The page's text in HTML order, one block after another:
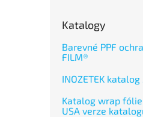
Katalogy
Barevné PPF
FILM®
INOZETEK
Katalog wrap fólie
USA verze